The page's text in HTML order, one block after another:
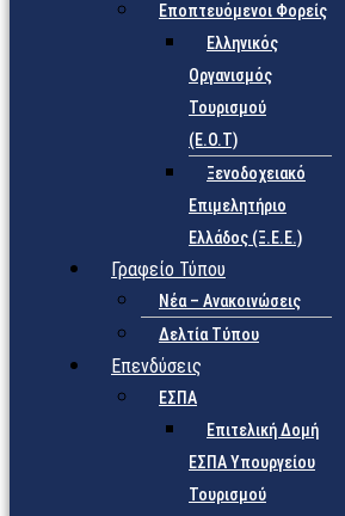
Εποπτευόμενοι Φορείς
Eλληνικός
Οργανισμός
Τουρισμού
(Ε.Ο.Τ)
Ξενοδοχειακό
Επιμελητήριο
Ελλάδος (Ξ.Ε.Ε.)
Γραφείο Τύπου
Νέα – Ανακοινώσεις
Δελτία Τύπου
Επενδύσεις
ΕΣΠΑ
Επιτελική Δομή
ΕΣΠΑ Υπουργείου
Τουρισμού